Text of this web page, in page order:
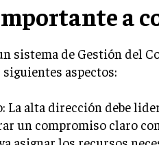
a
sistema de Gestión del
aspectos:
La alta dirección debe
un compromiso claro